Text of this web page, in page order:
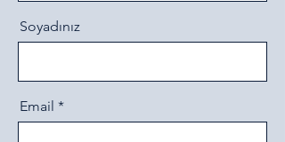
Soyadınız
Email